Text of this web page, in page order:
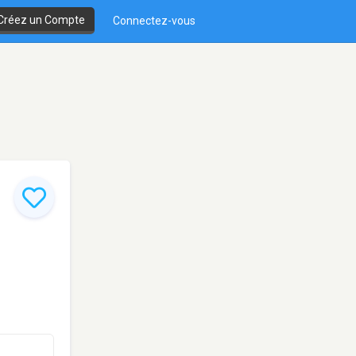
un Compte Connectez-vous